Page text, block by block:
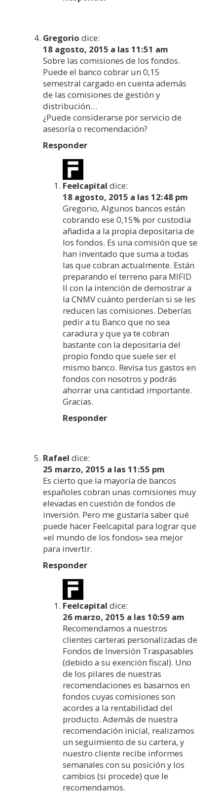
Gregorio dice:
18 agosto, 2015 a las 11:51 am
Sobre las comisiones de los fondos.
Puede el banco cobrar un 0,15
semestral cargado en cuenta además
de las comisiones de gestión y
distribución…
¿Puede considerarse por servicio de
asesoría o recomendación?
Responder
Feelcapital dice:
18 agosto, 2015 a las 12:48 pm
Gregorio, Algunos bancos están
cobrando ese 0,15% por custodia
añadida a la propia depositaria de
los fondos. Es una comisión que se
han inventado que suma a todas
las que cobran actualmente. Están
preparando el terreno para MIFID
II con la intención de demostrar a
la CNMV cuánto perderían si se les
reducen las comisiones. Deberías
pedir a tu Banco que no sea
caradura y que ya te cobran
bastante con la depositaria del
propio fondo que suele ser el
mismo banco. Revisa tus gastos en
fondos con nosotros y podrás
ahorrar una cantidad importante.
Gracias.
Responder
Rafael dice:
25 marzo, 2015 a las 11:55 pm
Es cierto que la mayoría de bancos
españoles cobran unas comisiones muy
elevadas en cuestión de fondos de
inversión. Pero me gustaría saber qué
puede hacer Feelcapital para lograr que
«el mundo de los fondos» sea mejor
para invertir.
Responder
Feelcapital dice:
26 marzo, 2015 a las 10:59 am
Recomendamos a nuestros
clientes carteras personalizadas de
Fondos de Inversión Traspasables
(debido a su exención fiscal). Uno
de los pilares de nuestras
recomendaciones es basarnos en
fondos cuyas comisiones son
acordes a la rentabilidad del
producto. Además de nuestra
recomendación inicial, realizamos
un seguimiento de su cartera, y
nuestro cliente recibe informes
semanales con su posición y los
cambios (si procede) que le
recomendamos.